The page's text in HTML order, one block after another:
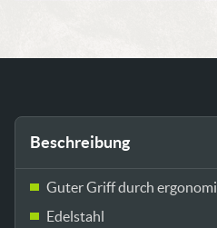
Beschreibung
Guter Griff durch
Edelstahl